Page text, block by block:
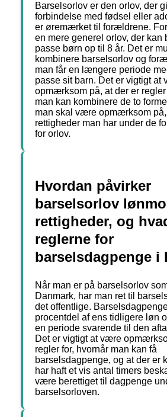
Barselsorlov er den orlov, der
forbindelse med fødsel eller
er øremærket til forældrene.
en mere generel orlov, der kan
passe børn op til 8 år. Det er
kombinere barselsorlov og
man får en længere periode
passe sit barn. Det er vigtigt at
opmærksom på, at der er regler
man kan kombinere de to
man skal være opmærksom
rettigheder man har under de
for orlov.
Hvordan påvirker
barselsorlov
rettigheder, og
reglerne for
barselsdagpenge i
Når man er på barselsorlov
Danmark, har man ret til
det offentlige.
procentdel af ens tidligere løn
en periode svarende til den
Det er vigtigt at være
regler for, hvornår man kan få
barselsdagpenge, og at der er
har haft et vis antal timers
være berettiget til dagpenge
barselsorloven.